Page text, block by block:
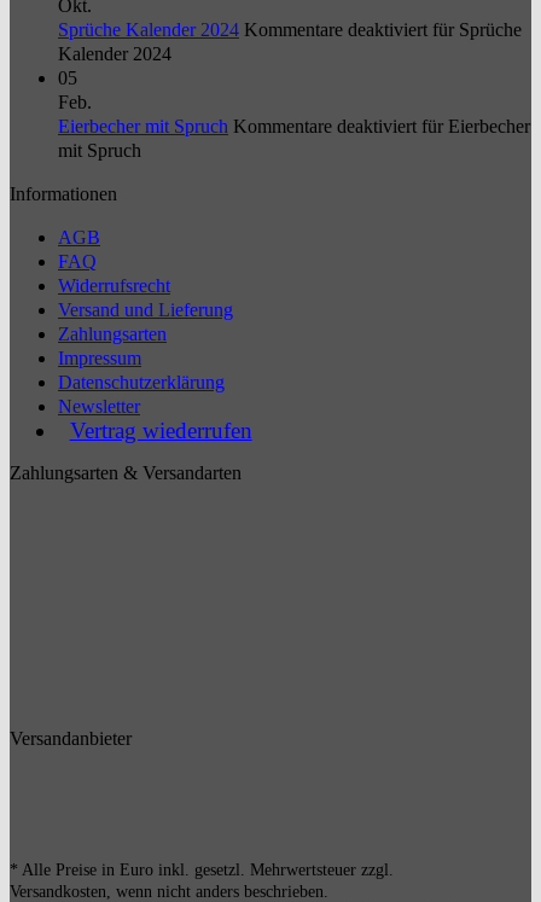
Okt.
Sprüche Kalender 2024 Kommentare deaktiviert für Sprüche
Kalender 2024
05
Feb.
Eierbecher mit Spruch Kommentare deaktiviert für Eierbecher
mit Spruch
Informationen
AGB
FAQ
Widerrufsrecht
Versand und Lieferung
Zahlungsarten
Impressum
Datenschutzerklärung
Newsletter
Vertrag wiederrufen
Zahlungsarten & Versandarten
Versandanbieter
* Alle Preise in Euro inkl. gesetzl. Mehrwertsteuer zzgl.
Versandkosten, wenn nicht anders beschrieben.